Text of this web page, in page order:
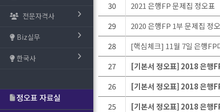
전문자격사
Biz실무
한국사
30
2021 은행FP 문제집 정오표
29
2020 은행FP 1부 문제집 정
28
[핵심체크] 11월 7일 은행
27
[기본서 정오표] 2018 은행
26
[기본서 정오표] 2018 은행
25
[기본서 정오표] 2018 은행